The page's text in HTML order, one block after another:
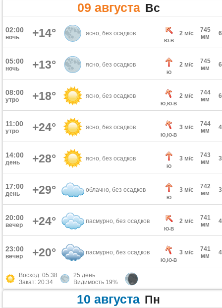
09 августа Вс
02:00
ночь +14° ясно, без осадков
Ю-В
2 м/с
745
мм
05:00
ночь +13° ясно, без осадков
Ю
2 м/с
745
мм
08:00
утро +18° ясно, без осадков
Ю,Ю-В
2 м/с
744
мм
11:00
утро +24° ясно, без осадков
Ю,Ю-В
3 м/с
744
мм
14:00
день +28° ясно, без осадков
Ю
3 м/с
743
мм
17:00
день +29° облачно, без осадков
Ю
3 м/с
742
мм
20:00
вечер +24° пасмурно, без осадков
Ю-В
2 м/с
741
мм
23:00
вечер +20° пасмурно, без осадков
Ю,Ю-В
3 м/с
741
мм
Восход: 05:38
Закат: 20:34
25 день
Видимость 19%
10 августа Пн